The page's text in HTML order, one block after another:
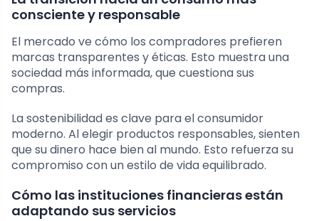
consciente y responsable
El mercado ve cómo los compradores prefieren
marcas transparentes y éticas. Esto muestra una
sociedad más informada, que cuestiona sus
compras.
La sostenibilidad es clave para el consumidor
moderno. Al elegir productos responsables, sienten
que su dinero hace bien al mundo. Esto refuerza su
compromiso con un estilo de vida equilibrado.
Cómo las instituciones financieras están
adaptando sus servicios